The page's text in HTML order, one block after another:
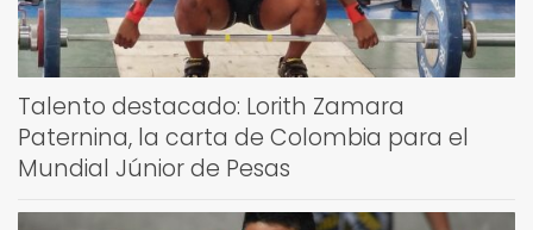
Talento destacado: Lorith Zamara
Paternina, la carta de Colombia para el
Mundial Júnior de Pesas